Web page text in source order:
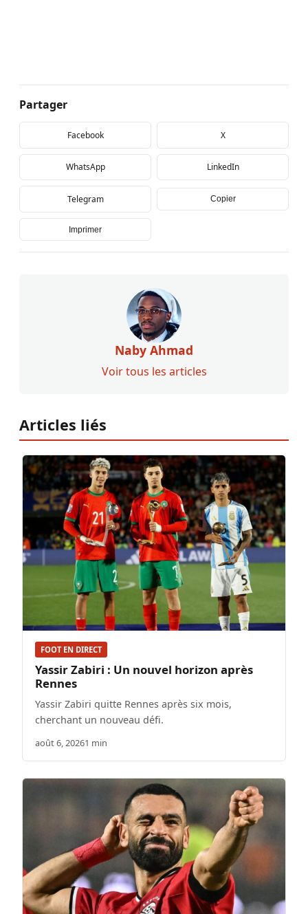
Partager
Facebook X
WhatsApp LinkedIn
Telegram Copier
Imprimer
Naby Ahmad
Voir tous les articles
Articles liés
FOOT EN DIRECT
Yassir Zabiri : Un nouvel horizon après
Rennes
Yassir Zabiri quitte Rennes après six mois,
cherchant un nouveau défi.
août 6, 20261 min